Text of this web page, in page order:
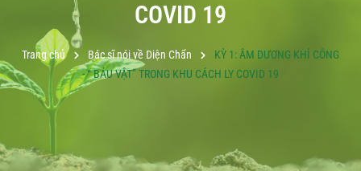
COVID 19
Trang chủ Bác sĩ nói về Diện Chẩn
KỲ 1: ÂM DƯƠNG KHÍ CÔNG
- “ BÁU VẬT” TRONG KHU CÁCH LY COVID 19